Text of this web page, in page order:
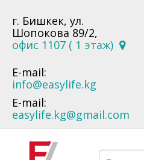
г. Бишкек, ул.
Шопокова 89/2,
офис 1107 ( 1 этаж)
E-mail:
info@easylife.kg
E-mail:
easylife.kg@gmail.com